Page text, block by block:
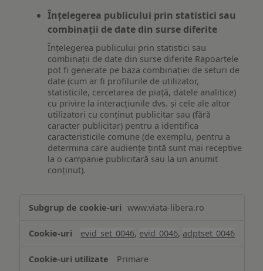
Înțelegerea publicului prin statistici sau
combinații de date din surse diferite
Înțelegerea publicului prin statistici sau
combinații de date din surse diferite Rapoartele
pot fi generate pe baza combinației de seturi de
date (cum ar fi profilurile de utilizator,
statisticile, cercetarea de piață, datele analitice)
cu privire la interacțiunile dvs. și cele ale altor
utilizatori cu conținut publicitar sau (fără
caracter publicitar) pentru a identifica
caracteristicile comune (de exemplu, pentru a
determina care audiențe țintă sunt mai receptive
la o campanie publicitară sau la un anumit
conținut).
www.viata-libera.ro
evid_set_0046, evid_0046, adptset_0046
Primare